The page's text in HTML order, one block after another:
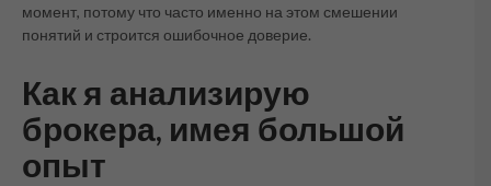
момент, потому что часто именно на этом смешении
понятий и строится ошибочное доверие.
Как я анализирую
брокера, имея большой
опыт